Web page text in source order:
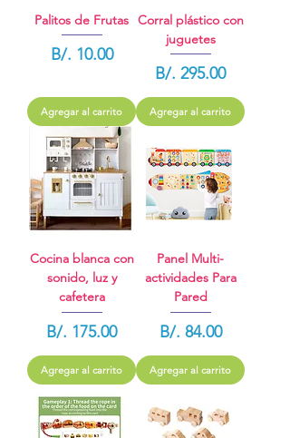
Palitos de Frutas
Precio
B/. 10.00
Agregar al carrito
Corral plástico con
juguetes
Precio
B/. 295.00
Agregar al carrito
Cocina blanca con
sonido, luz y
cafetera
Precio
B/. 175.00
Agregar al carrito
Panel Multi-
actividades Para
Pared
Precio
B/. 84.00
Agregar al carrito